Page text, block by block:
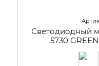
Светодиодный
5730